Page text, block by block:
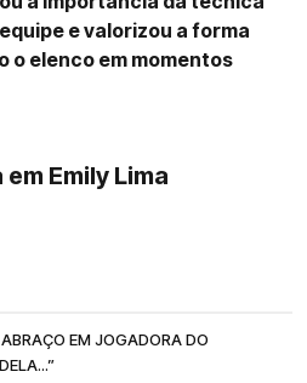
e valorizou a forma
o elenco em momentos
Emily Lima
EM JOGADORA DO